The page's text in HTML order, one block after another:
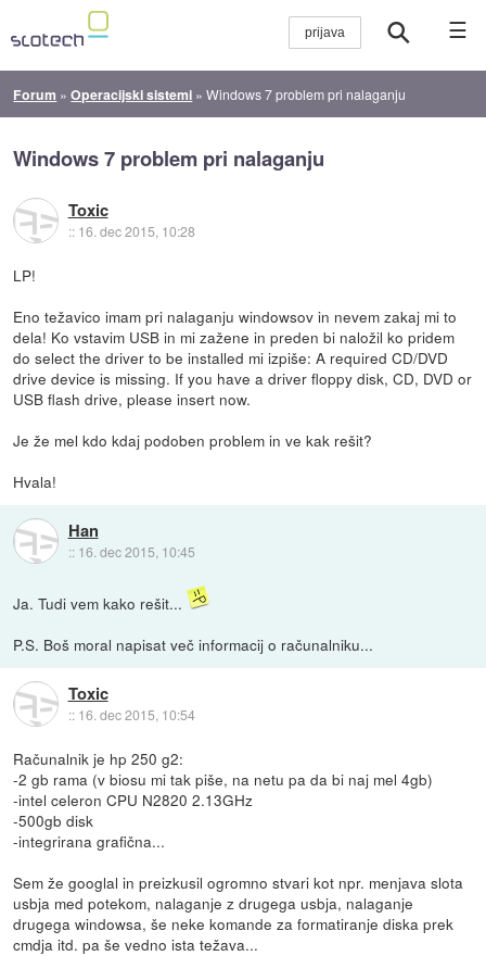
☰
Forum »Operacijski sistemi »Windows 7 problem pri nalaganju
Windows 7 problem pri nalaganju
Toxic
:: 16. dec 2015, 10:28
LP!
Eno težavico imam pri nalaganju windowsov in nevem zakaj mi to
dela! Ko vstavim USB in mi zažene in preden bi naložil ko pridem
do select the driver to be installed mi izpiše: A required CD/DVD
drive device is missing. If you have a driver floppy disk, CD, DVD or
USB flash drive, please insert now.
Je že mel kdo kdaj podoben problem in ve kak rešit?
Hvala!
Han
:: 16. dec 2015, 10:45
Ja. Tudi vem kako rešit...
P.S. Boš moral napisat več informacij o računalniku...
Toxic
:: 16. dec 2015, 10:54
Računalnik je hp 250 g2:
-2 gb rama (v biosu mi tak piše, na netu pa da bi naj mel 4gb)
-intel celeron CPU N2820 2.13GHz
-500gb disk
-integrirana grafična...
Sem že googlal in preizkusil ogromno stvari kot npr. menjava slota
usbja med potekom, nalaganje z drugega usbja, nalaganje
drugega windowsa, še neke komande za formatiranje diska prek
cmdja itd. pa še vedno ista težava...